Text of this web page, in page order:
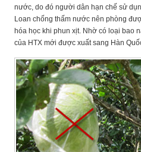
nước, do đó người dân hạn chế sử
Loan chống thấm nước nên phòng
hóa học khi phun xịt. Nhờ có loại bao
của HTX mới được xuất sang Hàn